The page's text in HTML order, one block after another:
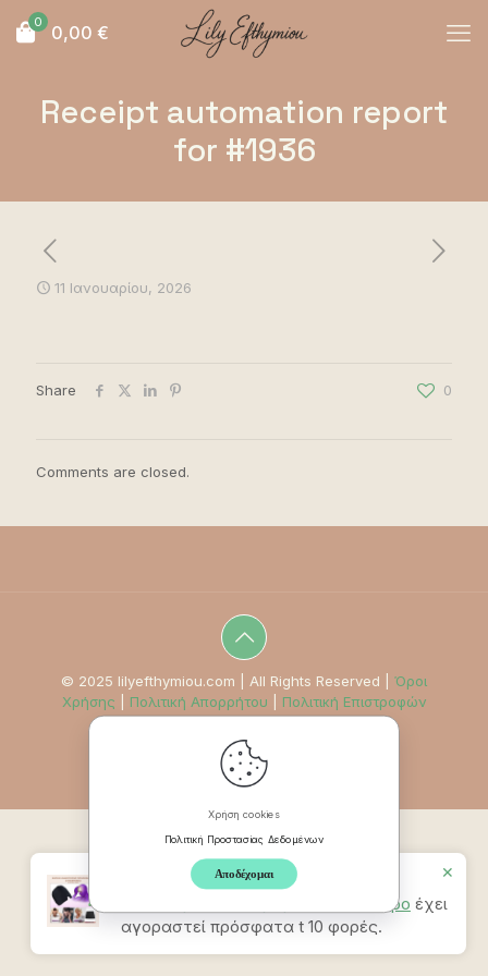
0 0,00 €
Receipt automation report
for #1936
11 Ιανουαρίου, 2026
Share 0
Comments are closed.
© 2025 lilyefthymiou.com | All Rights Reserved | Όροι
Χρήσης
Πολιτική Απορρήτου Πολιτική Επιστροφών
Χρήση cookies
Πολιτική Προστασίας Δεδομένων
Αποδέχομαι
Καπέλο Ανακούφισης
Πονοκεφάλου & Ημικρανίας – Μαύρο έχει
αγοραστεί πρόσφατα t 10 φορές.
✕